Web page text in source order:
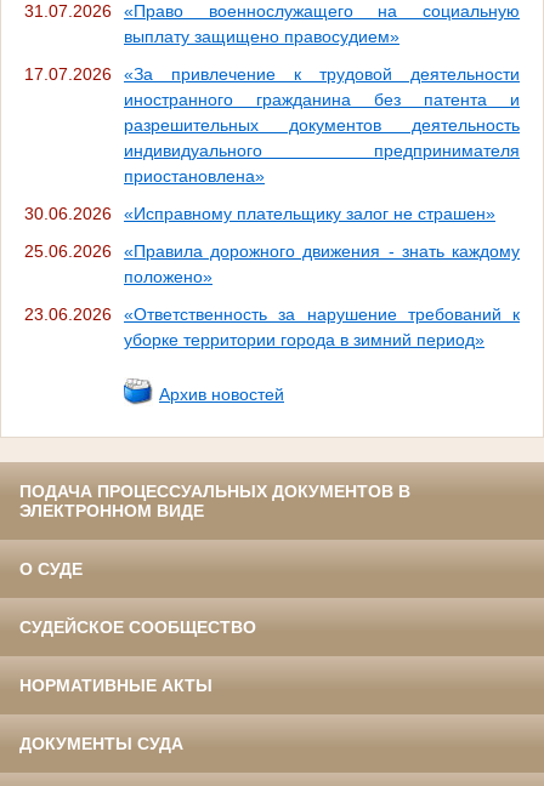
31.07.2026
«Право военнослужащего на социальную
выплату защищено правосудием»
17.07.2026
«За привлечение к трудовой деятельности
иностранного гражданина без патента и
разрешительных документов деятельность
индивидуального предпринимателя
приостановлена»
30.06.2026
«Исправному плательщику залог не страшен»
25.06.2026
«Правила дорожного движения - знать каждому
положено»
23.06.2026
«Ответственность за нарушение требований к
уборке территории города в зимний период»
Архив новостей
ПОДАЧА ПРОЦЕССУАЛЬНЫХ ДОКУМЕНТОВ В
ЭЛЕКТРОННОМ ВИДЕ
О СУДЕ
СУДЕЙСКОЕ СООБЩЕСТВО
НОРМАТИВНЫЕ АКТЫ
ДОКУМЕНТЫ СУДА